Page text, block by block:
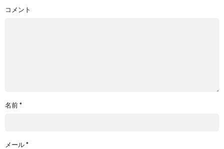
コメント
名前*
メール*